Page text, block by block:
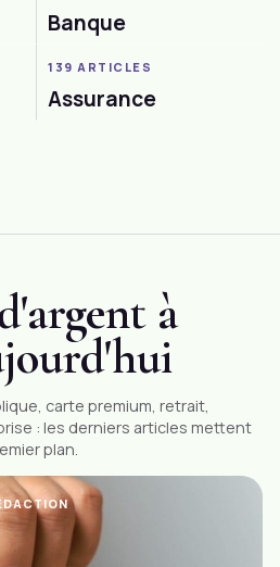
Banque
139 ARTICLES
Assurance
à
carte premium, retrait,
: les derniers articles mettent
plan.